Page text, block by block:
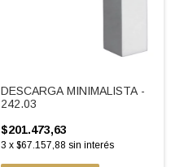
DESCARGA MINIMALISTA -
242.03
$201.473,63
3 x $67.157,88 sin interés